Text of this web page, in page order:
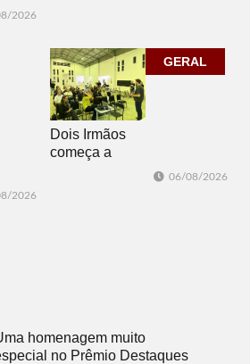
2026
2026
GERAL
Dois Irmãos
começa a
06/08/2026
homenagem muito
no Prêmio Destaques